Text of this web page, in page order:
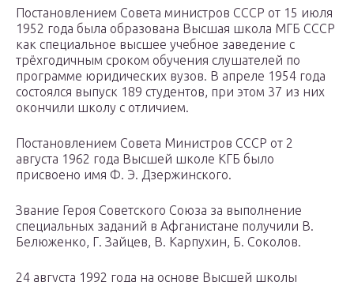
Постановлением Совета министров СССР от 15 июля
1952 года была образована Высшая школа МГБ СССР
как специальное высшее учебное заведение с
трёхгодичным сроком обучения слушателей по
программе юридических вузов. В апреле 1954 года
состоялся выпуск 189 студентов, при этом 37 из них
окончили школу с отличием.
Постановлением Совета Министров СССР от 2
августа 1962 года Высшей школе КГБ было
присвоено имя Ф. Э. Дзержинского.
Звание Героя Советского Союза за выполнение
специальных заданий в Афганистане получили В.
Белюженко, Г. Зайцев, В. Карпухин, Б. Соколов.
24 августа 1992 года на основе Высшей школы